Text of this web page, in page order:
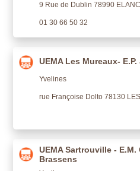
9 Rue de Dublin 78990
01 30 66 50 32
UEMA Les Mureaux-
Yvelines
rue Françoise Dolto 78130
UEMA Sartrouville - E.M.
Brassens